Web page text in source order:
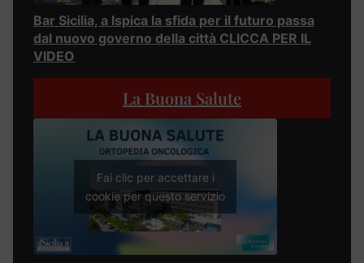
Bar Sicilia, a Ispica la sfida per il futuro passa
dal nuovo governo della città CLICCA PER IL
VIDEO
La Buona Salute
Fai clic per accettare i
cookie per questo servizio